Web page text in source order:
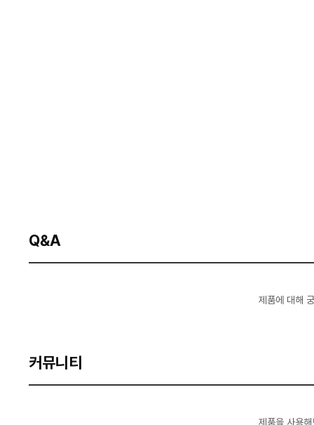
Q&A
제품에 대해
커뮤니티
제품을 사용